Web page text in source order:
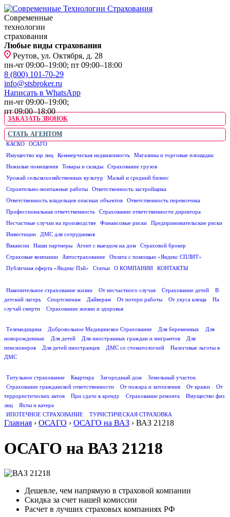
Современные
технологии
страхования
Любые виды страхования
Реутов, ул. Октября, д. 28
пн-чт 09:00–19:00; пт 09:00–18:00
8 (800) 101-70-29
info@stsbroker.ru
Написать в WhatsApp
пн-чт 09:00–19:00;
пт 09:00–18:00
ЗАКАЗАТЬ ЗВОНОК
СТАТЬ АГЕНТОМ
КАСКО ОСАГО
Имущество юр лиц
Коммерческая недвижимость
Магазины и торговые площадки
Нежилые помещения
Товары и склады
Страхование грузов
Урожай сельскохозяйственных культур
Малый и средний бизнес
Строительно-монтажные работы
Ответственность застройщика
Ответственность владельцев опасных объектов
Ответственность перевозчика
Профессиональная ответственность
Страхование ответственности директора
Несчастные случаи на производстве
Финансовые риски
Предпринимательские риски
Инвестиции
ДМС для сотрудников
Вакансии
Наши партнеры Агент с выездом на дом
Страховой брокер
Страховые компании
Автострахование
Оплата с помощью «Яндекс СПЛИТ»
Публичная оферта «Яндекс Пэй»
Статьи О КОМПАНИИ
КОНТАКТЫ
Накопительное страхование жизни
От несчастного случая Страхование детей
В
детский лагерь
Спортсменам Дайверам От потери работы От укуса клеща
На
случай смерти
Страхование жизни и здоровья
Телемедицина
Добровольное Медицинское Страхование Для беременных
Для
новорожденных
Для детей Для иностранных граждан и мигрантов
Для
пенсионеров
Для детей иностранцев ДМС со стоматологией
Налоговые льготы в
ДМС
Титульное страхование
Квартира Загородный дом
Земельный участок
Страхование гражданской ответственности
От пожара и затопления От кражи
От
террористических актов
При сдаче в аренду Страхование ремонта
Имущество физ
лиц
Яхты и катера
ИПОТЕЧНОЕ СТРАХОВАНИЕ
ТУРИСТИЧЕСКАЯ СТРАХОВКА
Главная › ОСАГО › ОСАГО на ВАЗ › ВАЗ 21218
ОСАГО на ВАЗ 21218
Дешевле, чем напрямую в страховой компании
Скидка за счет нашей комиссии
Расчет в лучших страховых компаниях РФ